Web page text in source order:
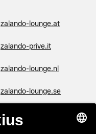
zalando-lounge.at
zalando-prive.it
zalando-lounge.nl
zalando-lounge.se